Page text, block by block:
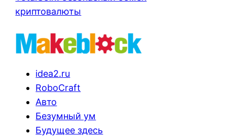
криптовалюты
idea2.ru
RoboCraft
Авто
Безумный ум
Будущее здесь